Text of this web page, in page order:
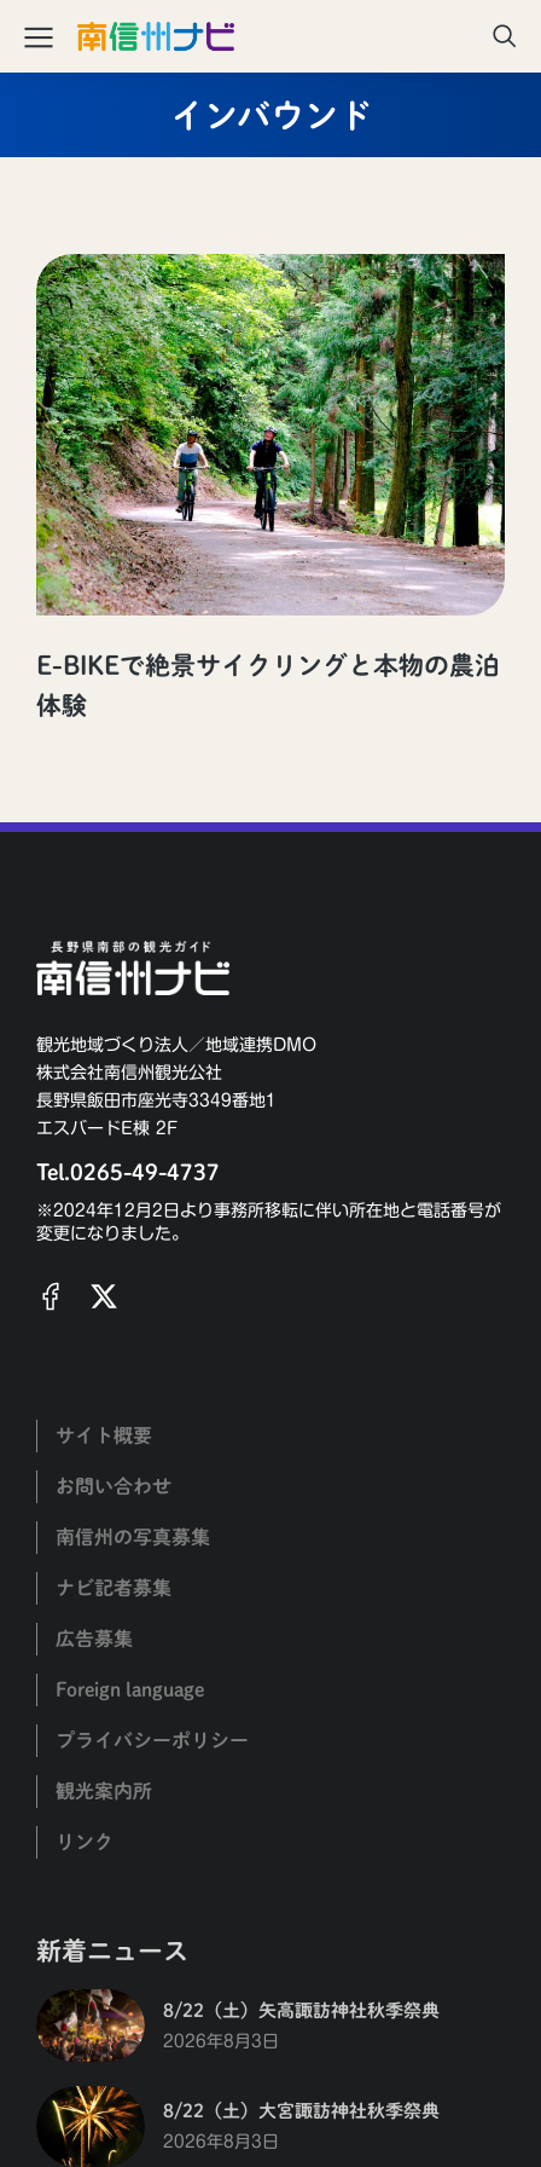
インバウンド
E-BIKEで絶景サイクリングと本物の農泊
体験
観光地域づくり法人／地域連携DMO
株式会社南信州観光公社
長野県飯田市座光寺3349番地1
エスバードE棟 2F
Tel.0265-49-4737
※2024年12月2日より事務所移転に伴い所在地と電話番号が
変更になりました。
サイト概要
お問い合わせ
南信州の写真募集
ナビ記者募集
広告募集
Foreign language
プライバシーポリシー
観光案内所
リンク
新着ニュース
8/22（土）矢高諏訪神社秋季祭典
2026年8月3日
8/22（土）大宮諏訪神社秋季祭典
2026年8月3日